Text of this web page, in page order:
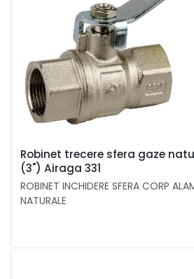
Robinet trecere sfera gaze
(3") Airaga 331
ROBINET INCHIDERE SFERA CORP
NATURALE